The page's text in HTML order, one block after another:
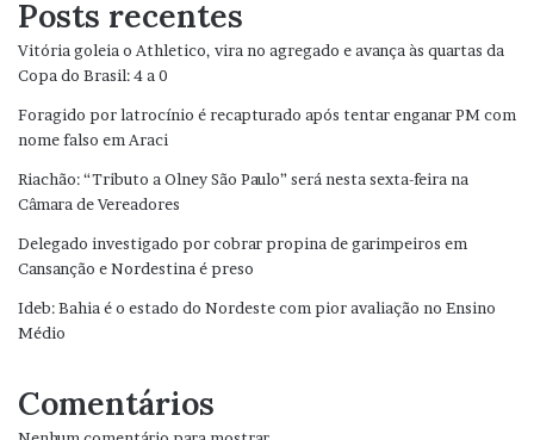
Posts recentes
Vitória goleia o Athletico, vira no agregado e avança às quartas da
Copa do Brasil: 4 a 0
Foragido por latrocínio é recapturado após tentar enganar PM com
nome falso em Araci
Riachão: “Tributo a Olney São Paulo” será nesta sexta-feira na
Câmara de Vereadores
Delegado investigado por cobrar propina de garimpeiros em
Cansanção e Nordestina é preso
Ideb: Bahia é o estado do Nordeste com pior avaliação no Ensino
Médio
Comentários